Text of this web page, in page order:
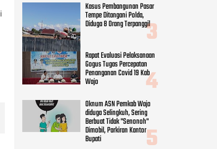
Kasus Pembangunan Pasar
Tempe Ditangani Polda,
Diduga 8 Orang Terpanggil
Rapat Evaluasi Pelaksanaan
Gogus Tugas Percepatan
Penanganan Covid 19 Kab
Wajo
Oknum ASN Pemkab Wajo
diduga Selingkuh, Sering
Berbuat Tidak "Senonoh"
Dimobil, Parkiran Kantor
Bupati